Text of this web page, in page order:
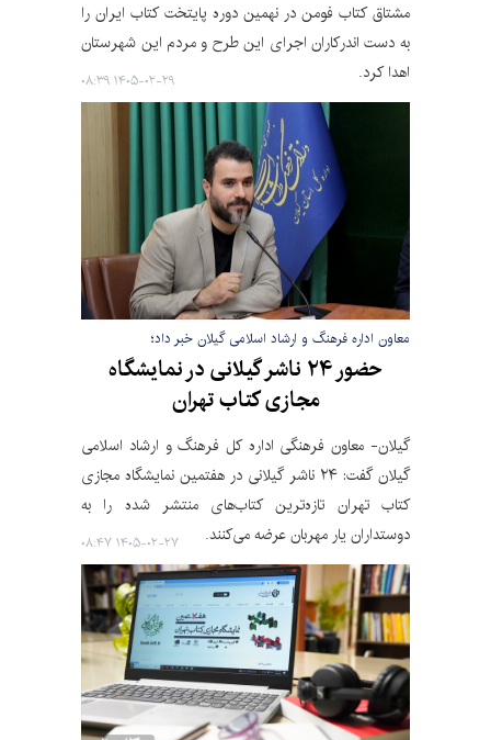
مشتاق کتاب فومن در نهمین دوره پایتخت کتاب ایران را
به دست اندرکاران اجرای این طرح و مردم این شهرستان
اهدا کرد.
۱۴۰۵-۰۲-۲۹ ۰۸:۳۹
معاون اداره فرهنگ و ارشاد اسلامی گیلان خبر داد؛
حضور ۲۴ ناشر گیلانی در نمایشگاه
مجازی کتاب تهران
گیلان- معاون فرهنگی اداره کل فرهنگ و ارشاد اسلامی
گیلان گفت: ۲۴ ناشر گیلانی در هفتمین نمایشگاه مجازی
کتاب تهران تازه‌ترین کتاب‌های منتشر شده را به
دوستداران یار مهربان عرضه می‌کنند.
۱۴۰۵-۰۲-۲۷ ۰۸:۴۷